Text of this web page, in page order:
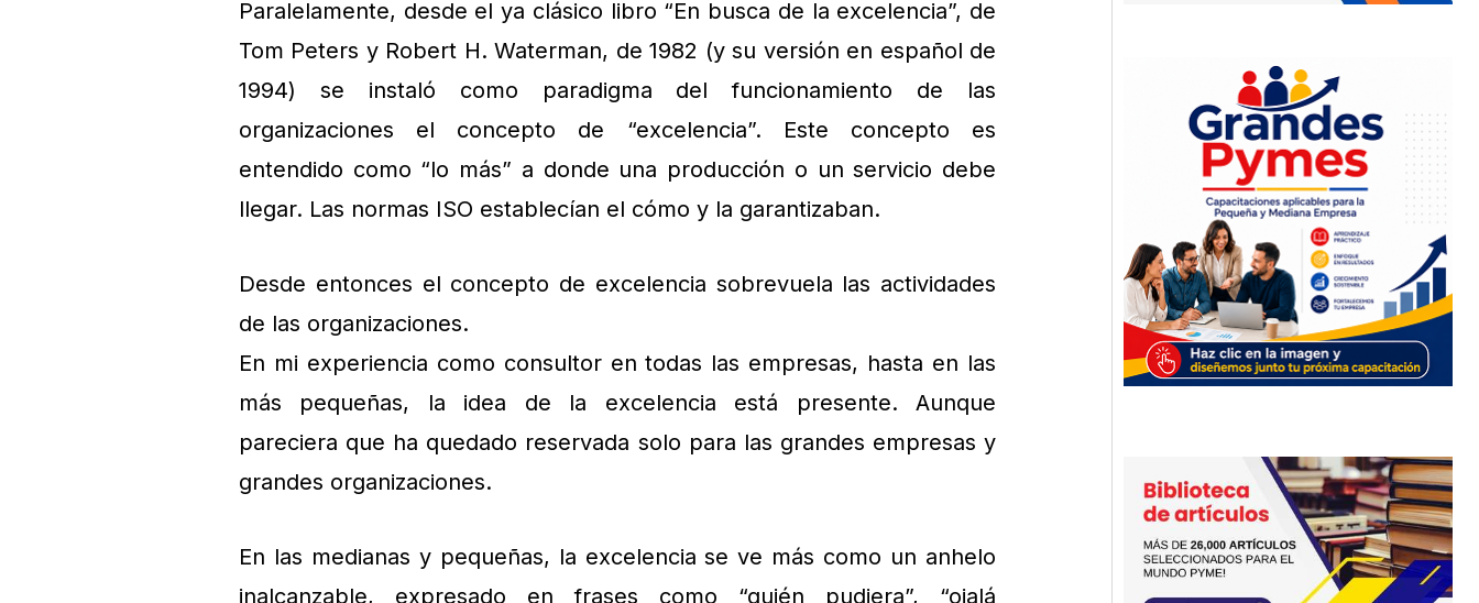
Paralelamente, desde el ya clásico libro “En busca de la excelencia”, de
Tom Peters y Robert H. Waterman, de 1982 (y su versión en español de
1994) se instaló como paradigma del funcionamiento de las
organizaciones el concepto de “excelencia”. Este concepto es
entendido como “lo más” a donde una producción o un servicio debe
llegar. Las normas ISO establecían el cómo y la garantizaban.
Desde entonces el concepto de excelencia sobrevuela las actividades
de las organizaciones.
En mi experiencia como consultor en todas las empresas, hasta en las
más pequeñas, la idea de la excelencia está presente. Aunque
pareciera que ha quedado reservada solo para las grandes empresas y
grandes organizaciones.
En las medianas y pequeñas, la excelencia se ve más como un anhelo
inalcanzable, expresado en frases como “quién pudiera”, “ojalá